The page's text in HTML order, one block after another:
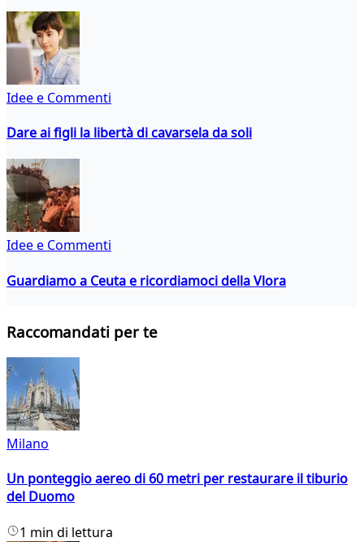
Idee e Commenti
Dare ai figli la libertà di cavarsela da soli
Idee e Commenti
Guardiamo a Ceuta e ricordiamoci della Vlora
Raccomandati per te
Milano
Un ponteggio aereo di 60 metri per restaurare il tiburio
del Duomo
1 min di lettura